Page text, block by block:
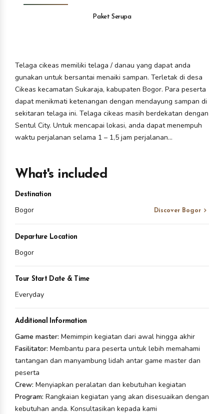
Paket Serupa
Telaga cikeas memiliki telaga / danau yang dapat anda
gunakan untuk bersantai menaiki sampan. Terletak di desa
Cikeas kecamatan Sukaraja, kabupaten Bogor. Para peserta
dapat menikmati ketenangan dengan mendayung sampan di
sekitaran telaga ini. Telaga cikeas masih berdekatan dengan
Sentul City. Untuk mencapai lokasi, anda dapat menempuh
waktu perjalanan selama 1 – 1,5 jam perjalanan...
What's included
Destination
Bogor Discover Bogor
Departure Location
Bogor
Tour Start Date & Time
Everyday
Additional Information
Game master: Memimpin kegiatan dari awal hingga akhir
Fasilitator: Membantu para peserta untuk lebih memahami
tantangan dan manyambung lidah antar game master dan
peserta
Crew: Menyiapkan peralatan dan kebutuhan kegiatan
Program: Rangkaian kegiatan yang akan disesuaikan dengan
kebutuhan anda. Konsultasikan kepada kami